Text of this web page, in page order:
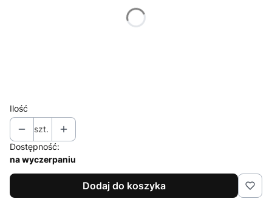
Ilość
szt.
Dostępność:
na wyczerpaniu
Dodaj do koszyka